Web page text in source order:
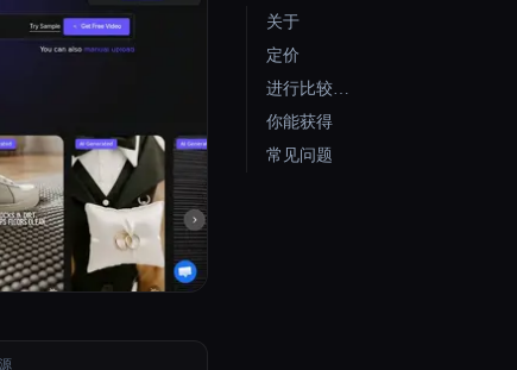
关于
定价
进行比较…
你能获得
常见问题